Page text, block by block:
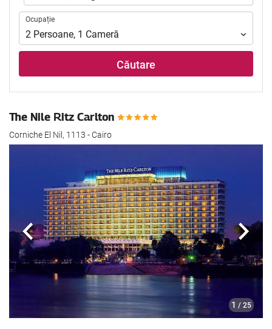
Ocupație
Ocupație
2 Persoane, 1 Cameră
Căutare
The Nile Ritz Carlton
Corniche El Nil, 1113 - Cairo
1 / 25
Anterioară